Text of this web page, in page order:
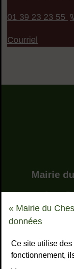
« Mairie du
données
Ce site utilise
fonctionnement,
01 39 23 23 55
Courriel
Mairie
78155 Le